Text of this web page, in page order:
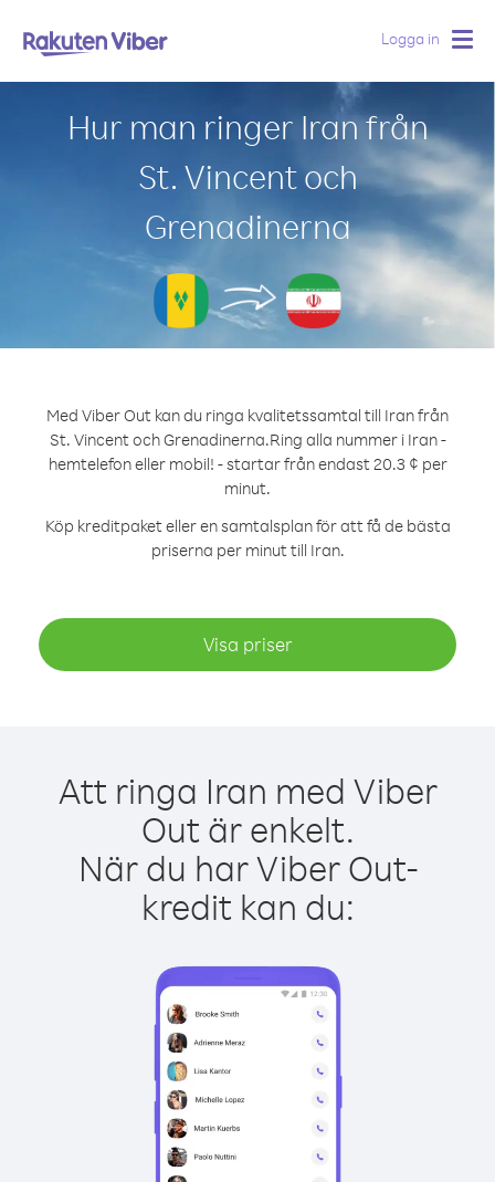
Logga in
Hur man ringer Iran från
St. Vincent och
Grenadinerna
Med Viber Out kan du ringa kvalitetssamtal till Iran från
St. Vincent och Grenadinerna.Ring alla nummer i Iran -
hemtelefon eller mobil! - startar från endast 20.3 ¢ per
minut.
Köp kreditpaket eller en samtalsplan för att få de bästa
priserna per minut till Iran.
Visa priser
Att ringa Iran med Viber
Out är enkelt.
När du har Viber Out-
kredit kan du: